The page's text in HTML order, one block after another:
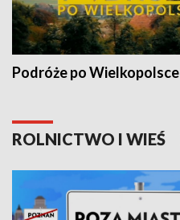
Podróże po Wielkopolsce
ROLNICTWO I WIEŚ